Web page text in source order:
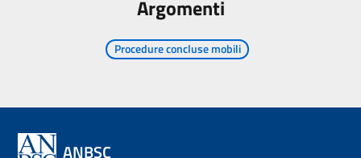
Argomenti
Procedure concluse mobili
ANBSC